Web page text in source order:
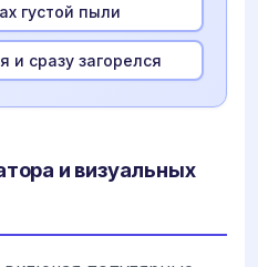
густой пыли
и сразу загорелся
и визуальных